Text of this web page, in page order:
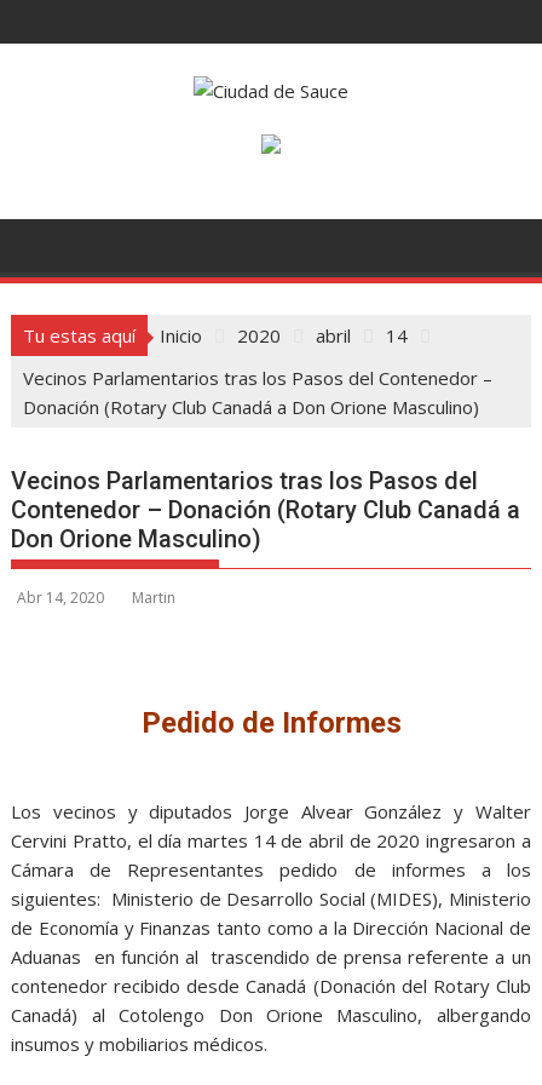
al
Tu estas aquí Inicio 2020 abril
14
Vecinos Parlamentarios tras los Pasos del Contenedor –
Donación (Rotary Club Canadá a Don Orione Masculino)
Vecinos Parlamentarios tras los Pasos del
Contenedor – Donación (Rotary Club Canadá a
Don Orione Masculino)
Abr 14, 2020 Martin
Pedido de Informes
Los vecinos y diputados Jorge Alvear González y Walter
Cervini Pratto, el día martes 14 de abril de 2020 ingresaron a
Cámara de Representantes pedido de informes a los
siguientes: Ministerio de Desarrollo Social (MIDES), Ministerio
de Economía y Finanzas tanto como a la Dirección Nacional de
Aduanas en función al trascendido de prensa referente a un
contenedor recibido desde Canadá (Donación del Rotary Club
Canadá) al Cotolengo Don Orione Masculino, albergando
insumos y mobiliarios médicos.